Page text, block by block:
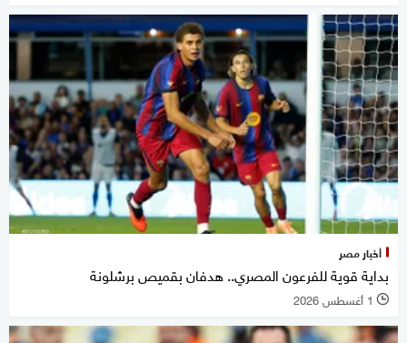
أخبار مصر
بداية قوية للفرعون المصري.. هدفان بقميص برشلونة
l 1 أغسطس 2026